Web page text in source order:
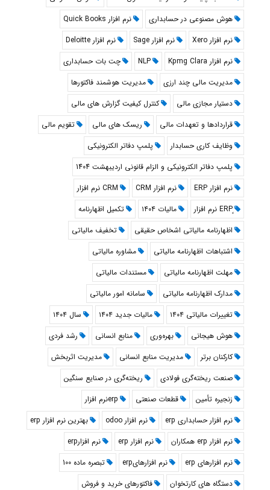
هوش مصنوعی در حسابداری
نرم افزار Quick Books
نرم افزار Xero
نرم افزار Sage
نرم افزار Deloitte
نرم افزار Kpmg Clara
NLP
چت بات حسابداری
مدیریت مالی چند ارزی
مدیریت هوشمند فاکتورها
دستیار مجازی مالی
کنترل کیفیت گزارش های مالی
قراردادها و تعهدات مالی
ریسک های مالی
تقویم مالی
وظایف کاری حسابدار
پلمپ دفاتر الکترونیکی
پلمپ دفاتر الکترونیکی و الزام قانونی اردیبهشت 1404
نرم افزار ERP
نرم افزار CRM
CRM نرم افزار
ٍERP نرم افزار
مالیات ۱۴۰۴
تکمیل اظهارنامه
اظهارنامه مالیاتی اشخاص حقیقی
تخفیف مالیاتی
اشتباهات اظهارنامه مالیاتی
مشاوره مالیاتی
مهلت اظهارنامه مالیاتی
مستندات مالیاتی
مدارک اظهارنامه مالیاتی
سامانه امور مالیاتی
تغییرات مالیاتی ۱۴۰۴
مالیات جدید ۱۴۰۴
سال ۱۴۰۴
هوش هیجانی
بهره‌وری منابع انسانی
رشد فردی
کارکنان برتر
مدیریت منابع انسانی
مدیریت اثربخش
صنعت ریخته‌گری فولادی
ریخته‌گری در صنایع سنگین
زنجیره تأمین
قطعات صنعتی
erpنرم افزار
نرم افزار حسابداری erp
نرم افزار odoo
بهترین نرم افزار erp
نرم افزار erp همکاران
نرم افزار erp
نرم افزارerp
نرم افزارهای erp
نرم افزارهایerp
تبصره ماده 100
دستگاه های كارتخوان
فاكتورهای خريد و فروش